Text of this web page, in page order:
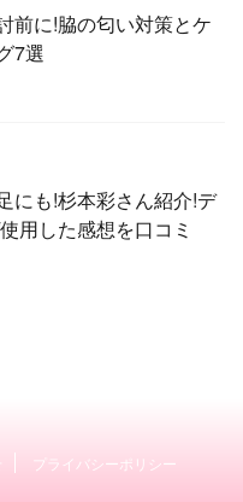
前に!脇の匂い対策とケ
7選
にも!杉本彩さん紹介!デ
用した感想を口コミ
プライバシーポリシー